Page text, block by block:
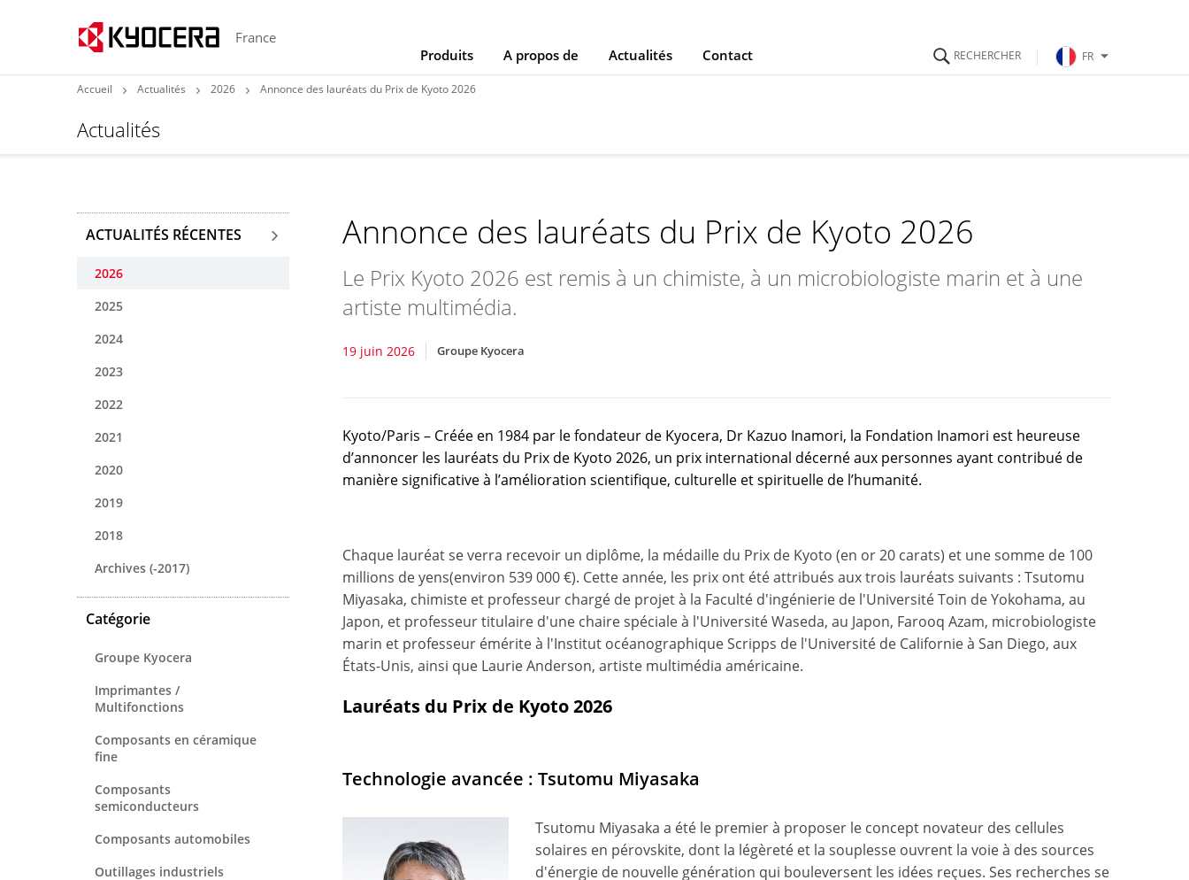
France
Produits
A propos de Actualités Contact FR
Accueil Actualités 2026 Annonce des lauréats du Prix de Kyoto 2026
Actualités
Annonce des lauréats du Prix de Kyoto 2026
Le Prix Kyoto 2026 est remis à un chimiste, à un microbiologiste marin et à une
artiste multimédia.
19 juin 2026 Groupe Kyocera
Kyoto/Paris – Créée en 1984 par le fondateur de Kyocera, Dr Kazuo Inamori, la Fondation Inamori est heureuse
d’annoncer les lauréats du Prix de Kyoto 2026, un prix international décerné aux personnes ayant contribué de
manière significative à l’amélioration scientifique, culturelle et spirituelle de l’humanité.
Chaque lauréat se verra recevoir un diplôme, la médaille du Prix de Kyoto (en or 20 carats) et une somme de 100
millions de yens(environ 539 000 €). Cette année, les prix ont été attribués aux trois lauréats suivants : Tsutomu
Miyasaka, chimiste et professeur chargé de projet à la Faculté d'ingénierie de l'Université Toin de Yokohama, au
Japon, et professeur titulaire d'une chaire spéciale à l'Université Waseda, au Japon, Farooq Azam, microbiologiste
marin et professeur émérite à l'Institut océanographique Scripps de l'Université de Californie à San Diego, aux
États-Unis, ainsi que Laurie Anderson, artiste multimédia américaine.
Lauréats du Prix de Kyoto 2026
Technologie avancée : Tsutomu Miyasaka
Tsutomu Miyasaka a été le premier à proposer le concept novateur des cellules
solaires en pérovskite, dont la légèreté et la souplesse ouvrent la voie à des sources
d'énergie de nouvelle génération qui bouleversent les idées reçues. Ses recherches se
ACTUALITÉS RÉCENTES
2026
2025
2024
2023
2022
2021
2020
2019
2018
Archives (-2017)
Catégorie
Groupe Kyocera
Imprimantes /
Multifonctions
Composants en céramique
fine
Composants
semiconducteurs
Composants automobiles
Outillages industriels